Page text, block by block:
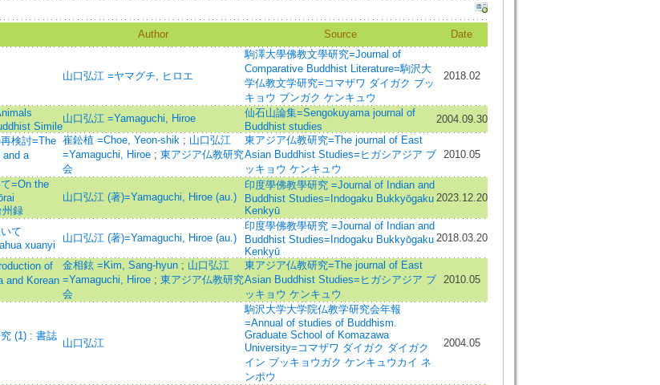
Author Source Date
山口弘江 =ヤマグチ, ヒロエ
駒澤大學佛教文學研究=Journal of
Comparative Buddhist Literature=駒沢大
学仏教文学研究=コマザワ ダイガク ブッ
キョウ ブンガク ケンキュウ
2018.02
Simile
山口弘江 =Yamaguchi, Hiroe
仙石山論集=Sengokuyama journal of
Buddhist studies
2004.09.30
検討=The
and a
崔鈆植 =Choe, Yeon-shik ; 山口弘江
=Yamaguchi, Hiroe ; 東アジア仏教研究
会
東アジア仏教研究=The journal of East
Asian Buddhist Studies=ヒガシアジア ブ
ッキョウ ケンキュウ
2010.05
=On the
録
山口弘江 (著)=Yamaguchi, Hiroe (au.)
印度學佛教學研究 =Journal of Indian and
Buddhist Studies=Indogaku Bukkyōgaku
Kenkyū
2023.12.20
て
xuanyi
山口弘江 (著)=Yamaguchi, Hiroe (au.)
印度學佛教學研究 =Journal of Indian and
Buddhist Studies=Indogaku Bukkyōgaku
Kenkyū
2018.03.20
of
and Korean
金相鉉 =Kim, Sang-hyun ; 山口弘江
=Yamaguchi, Hiroe ; 東アジア仏教研究
会
東アジア仏教研究=The journal of East
Asian Buddhist Studies=ヒガシアジア ブ
ッキョウ ケンキュウ
2010.05
(1) : 書誌
山口弘江
駒沢大学大学院仏教学研究会年報
=Annual of studies of Buddhism.
Graduate School of Komazawa
University=コマザワ ダイガク ダイガク
イン ブッキョウガク ケンキュウカイ ネ
ンポウ
2004.05